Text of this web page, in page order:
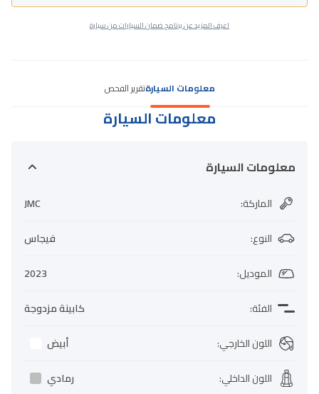
اعرف المزيد عن برنامج ضمان السيارات من سيارة
معلومات السيارةتقرير الفحص
معلومات السيارة
معلومات السيارة
الماركة:
JMC
النوع:
فيجاس
الموديل:
2023
الفئة:
كابينة مزدوجة
اللون الخارجي:
أبيض
اللون الداخلي:
رمادي